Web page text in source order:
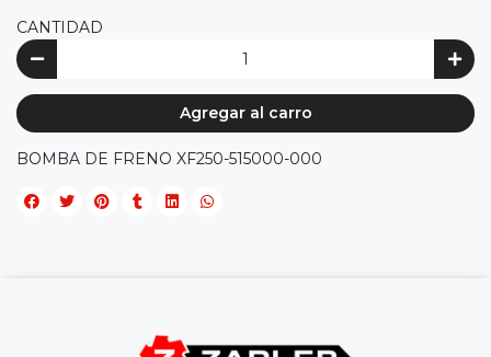
CANTIDAD
Agregar al carro
BOMBA DE FRENO XF250-515000-000